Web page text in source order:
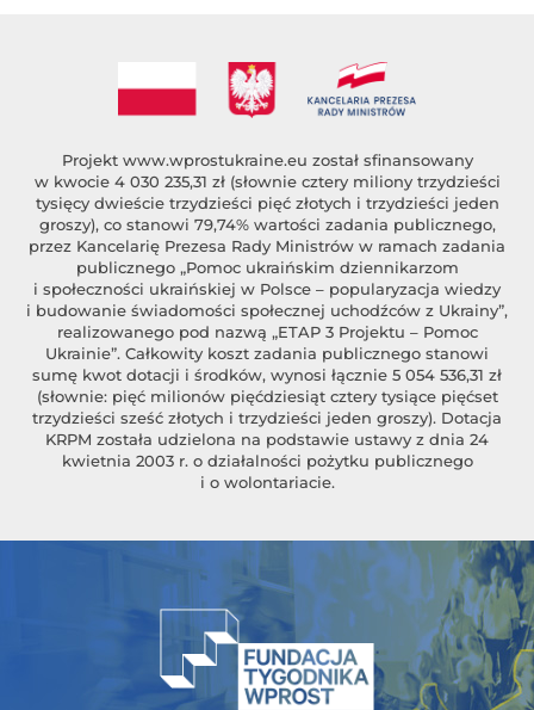
Projekt www.wprostukraine.eu został sfinansowany
w kwocie 4 030 235,31 zł (słownie cztery miliony trzydzieści
tysięcy dwieście trzydzieści pięć złotych i trzydzieści jeden
groszy), co stanowi 79,74% wartości zadania publicznego,
przez Kancelarię Prezesa Rady Ministrów w ramach zadania
publicznego „Pomoc ukraińskim dziennikarzom
i społeczności ukraińskiej w Polsce – popularyzacja wiedzy
i budowanie świadomości społecznej uchodźców z Ukrainy”,
realizowanego pod nazwą „ETAP 3 Projektu – Pomoc
Ukrainie”. Całkowity koszt zadania publicznego stanowi
sumę kwot dotacji i środków, wynosi łącznie 5 054 536,31 zł
(słownie: pięć milionów pięćdziesiąt cztery tysiące pięćset
trzydzieści sześć złotych i trzydzieści jeden groszy). Dotacja
KRPM została udzielona na podstawie ustawy z dnia 24
kwietnia 2003 r. o działalności pożytku publicznego
i o wolontariacie.